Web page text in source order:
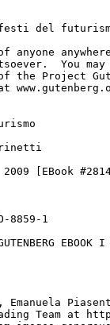
del
anyone
You
the Project
[EBook
8859-1
Emanuela
Team at